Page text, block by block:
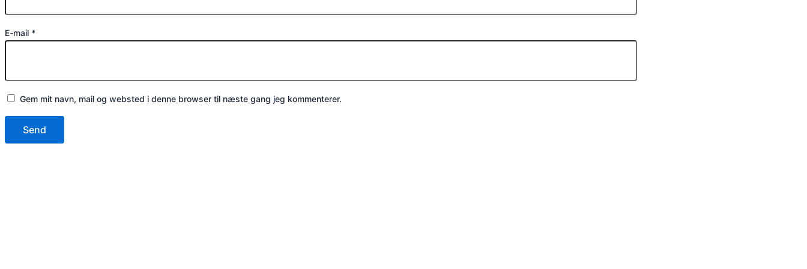
E-mail *
Gem mit navn, mail og websted i denne browser til næste gang jeg kommenterer.